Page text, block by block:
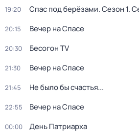
19:20 Спас под берёзами. Сезон 1.
20:15 Вечер на Спасе
20:30 Бесогон TV
21:30 Вечер на Спасе
21:45 Не было бы счастья...
22:55 Вечер на Спасе
00:00 Дeнь Патриаpха